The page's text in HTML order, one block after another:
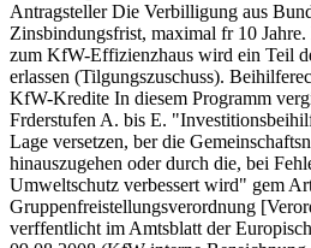
Antragsteller Die Verbilligung aus
Zinsbindungsfrist, maximal fr 10
zum KfW-Effizienzhaus wird ein Teil
erlassen (Tilgungszuschuss).
KfW-Kredite In diesem Programm
Frderstufen A. bis E.
Lage versetzen, ber die
hinauszugehen oder durch die, bei
Umweltschutz verbessert wird" gem
Gruppenfreistellungsverordnung
verffentlicht im Amtsblatt der